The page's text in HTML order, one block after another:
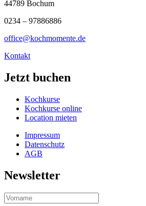
44789 Bochum
0234 – 97886886
office@kochmomente.de
Kontakt
Jetzt buchen
Kochkurse
Kochkurse online
Location mieten
Impressum
Datenschutz
AGB
Newsletter